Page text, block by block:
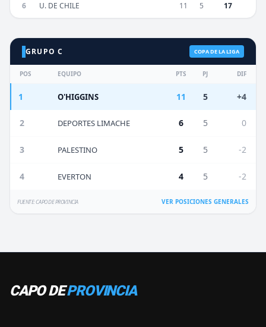
6 U. DE CHILE 11 5 17
GRUPO C COPA DE LA LIGA
POS EQUIPO PTS PJ DIF
1 O'HIGGINS 11 5 +4
2 DEPORTES LIMACHE 6 5 0
3 PALESTINO 5 5 -2
4 EVERTON 4 5 -2
FUENTE: CAPO DE PROVINCIA VER POSICIONES GENERALES
CAPO DEPROVINCIA